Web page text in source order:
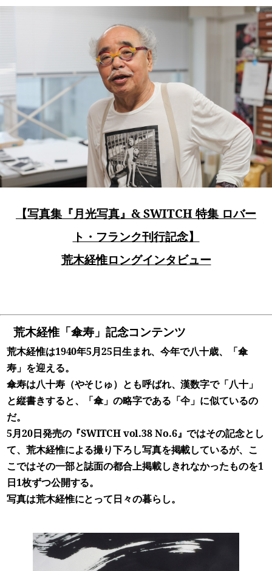
【写真集『月光写真』& SWITCH 特集 ロバー
ト・フランク刊行記念】
荒木経惟ロングインタビュー
荒木経惟「傘寿」記念コンテンツ
荒木経惟は1940年5月25日生まれ、今年で八十歳、「傘
寿」を迎える。
傘寿は八十寿（やそじゅ）とも呼ばれ、漢数字で「八十」
と縦書きすると、「傘」の略字である「仐」に似ているの
だ。
5月20日発売の『SWITCH vol.38 No.6』ではその記念とし
て、荒木経惟による撮り下ろし写真を掲載しているが、こ
こではその一部と誌面の都合上掲載しきれなかったものを1
日1枚ずつ公開する。
写真は荒木経惟にとって日々の暮らし。